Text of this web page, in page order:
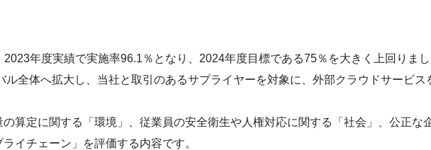
年度実績で実施率96.1％となり、2024年度目標である75％を大きく上回りまし
全体へ拡大し、当社と取引のあるサプライヤーを対象に、外部クラウドサービ
算定に関する「環境」、従業員の安全衛生や人権対応に関する「社会」、公正な
イチェーン」を評価する内容です。